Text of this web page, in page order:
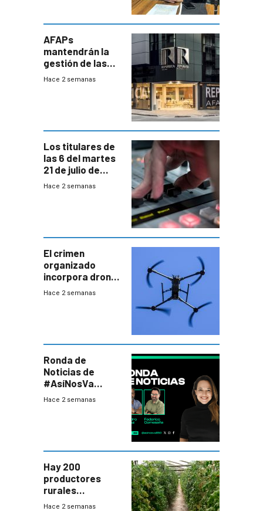
AFAPs
mantendrán la
gestión de las
cuentas
Hace 2 semanas
Los titulares de
las 6 del martes
21 de julio de
2026
Hace 2 semanas
El crimen
organizado
incorpora drones
y abre un nuevo
Hace 2 semanas
Ronda de
Noticias de
#AsíNosVa
(20/7/26)
Hace 2 semanas
Hay 200
productores
rurales
afectados tras
Hace 2 semanas